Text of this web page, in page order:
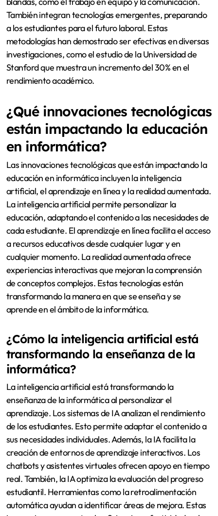
También integran tecnologías emergentes, preparando
a los estudiantes para el futuro laboral. Estas
metodologías han demostrado ser efectivas en diversas
investigaciones, como el estudio de la Universidad de
Stanford que muestra un incremento del 30% en el
rendimiento académico.
¿Qué innovaciones tecnológicas
están impactando la educación
en informática?
Las innovaciones tecnológicas que están impactando la
educación en informática incluyen la inteligencia
artificial, el aprendizaje en línea y la realidad aumentada.
La inteligencia artificial permite personalizar la
educación, adaptando el contenido a las necesidades de
cada estudiante. El aprendizaje en línea facilita el acceso
a recursos educativos desde cualquier lugar y en
cualquier momento. La realidad aumentada ofrece
experiencias interactivas que mejoran la comprensión
de conceptos complejos. Estas tecnologías están
transformando la manera en que se enseña y se
aprende en el ámbito de la informática.
¿Cómo la inteligencia artificial está
transformando la enseñanza de la
informática?
La inteligencia artificial está transformando la
enseñanza de la informática al personalizar el
aprendizaje. Los sistemas de IA analizan el rendimiento
de los estudiantes. Esto permite adaptar el contenido a
sus necesidades individuales. Además, la IA facilita la
creación de entornos de aprendizaje interactivos. Los
chatbots y asistentes virtuales ofrecen apoyo en tiempo
real. También, la IA optimiza la evaluación del progreso
estudiantil. Herramientas como la retroalimentación
automática ayudan a identificar áreas de mejora. Estas